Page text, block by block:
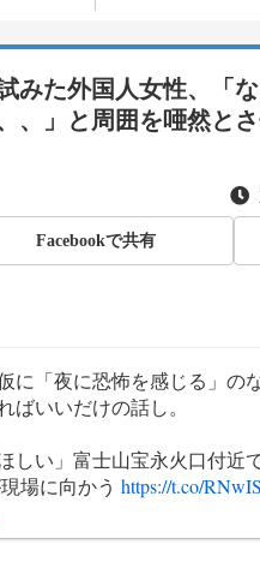
みた外国人女性、「
、」と周囲を唖然と
Facebookで共有
に「夜に恐怖を感じる」の
いいだけの話し。
しい」富士山宝永火口付近
場に向かう https://t.co/